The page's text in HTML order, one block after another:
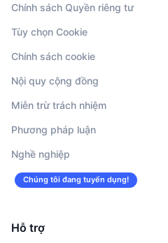
Chính sách Quyền riêng tư
Tùy chọn Cookie
Chính sách cookie
Nội quy cộng đồng
Miễn trừ trách nhiệm
Phương pháp luận
Nghề nghiệp
Chúng tôi đang tuyển dụng!
Hỗ trợ